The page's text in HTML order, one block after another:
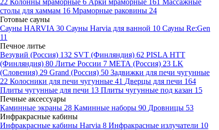
22 Колонны мраморные 6 Арки мраморные 161 Массажные
столы для хаммам 16 Мраморные раковины 24
Готовые сауны
Сауны HARVIA 30 Сауны Harvia для ванной 10 Сауны Re:Gen
11
Печное литье
Везувий (Россия) 132 SVT (Финляндия) 62 PISLA HTT
(Финляндия) 80 Литье России 7 МЕТА (Россия) 23 LK
(Словения) 29 Grand (Россия) 50 Задвижки для печи чугунные
22 Колосники для печи чугунные 41 Дверцы для печи 164
Плиты чугунные для печи 13 Плиты чугунные под казан 15
Печные аксессуары
Каминные экраны 28 Каминные наборы 90 Дровницы 53
Инфракрасные кабины
Инфракрасные кабины Harvia 8 Инфракрасные излучатели 10